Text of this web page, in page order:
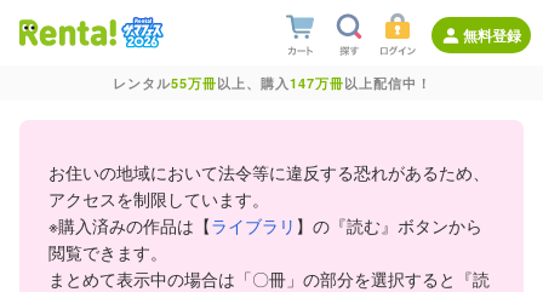
無料登録
レンタル55万冊以上、購入147万冊以上配信中！
お住いの地域において法令等に違反する恐れがあるため、
アクセスを制限しています。
※購入済みの作品は【ライブラリ 】の『読む』ボタンから
閲覧できます。
まとめて表示中の場合は「〇冊」の部分を選択すると『読